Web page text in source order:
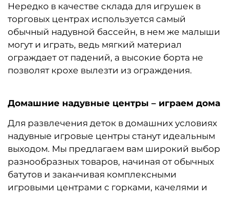
Нередко в качестве склада для игрушек в
торговых центрах используется самый
обычный надувной бассейн, в нем же малыши
могут и играть, ведь мягкий материал
ограждает от падений, а высокие борта не
позволят крохе вылезти из ограждения.
Домашние надувные центры – играем дома
Для развлечения деток в домашних условиях
надувные игровые центры станут идеальным
выходом. Мы предлагаем вам широкий выбор
разнообразных товаров, начиная от обычных
батутов и заканчивая комплексными
игровыми центрами с горками, качелями и